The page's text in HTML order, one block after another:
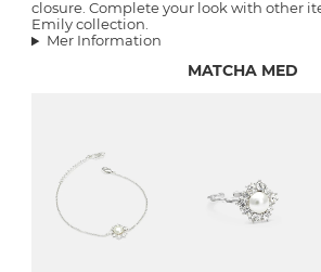
closure. Complete your look with other
Emily collection.
Mer Information
MATCHA MED